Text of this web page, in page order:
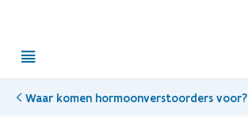
menu
Waar komen hormoonverstoorders voor?